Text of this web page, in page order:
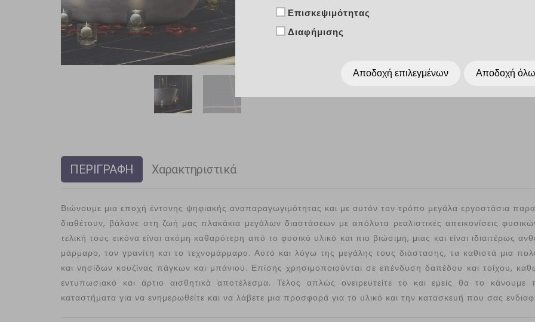
ΠΕΡΙΓΡΑΦΗ Χαρακτηριστικά
Βιώνουμε μια εποχή έντονης ψηφιακής αναπαραγωγιμότητας και με αυτόν τον τρόπο μεγάλα εργοστάσια
διαθέτουν, βάλανε στη ζωή μας πλακάκια μεγάλων διαστάσεων με απόλυτα ρεαλιστικές απεικονίσεις
τελική τους εικόνα είναι ακόμη καθαρότερη από το φυσικό υλικό και πιο βιώσιμη, μιας και είναι ιδιαιτέρως
μάρμαρο, τον γρανίτη και το τεχνομάρμαρο. Αυτό και λόγω της μεγάλης τους διάστασης, τα καθιστά μια
και νησίδων κουζίνας πάγκων και μπάνιου. Επίσης χρησιμοποιούνται σε επένδυση δαπέδου και τοίχου,
εντυπωσιακό και άρτιο αισθητικά αποτέλεσμα. Τέλος απλώς ονειρευτείτε το και εμείς θα το
καταστήματα για να ενημερωθείτε και να λάβετε μια προσφορά για το υλικό και την κατασκευή που σας
Επισκεψιμότητας
Διαφήμισης
Αποδοχή επιλεγμένων Αποδοχή